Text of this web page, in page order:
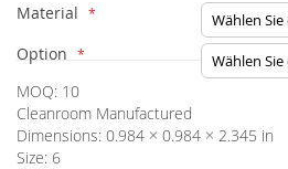
Material
Option
MOQ: 10
Cleanroom Manufactured
Dimensions: 0.984 × 0.984 × 2.345 in
Size: 6